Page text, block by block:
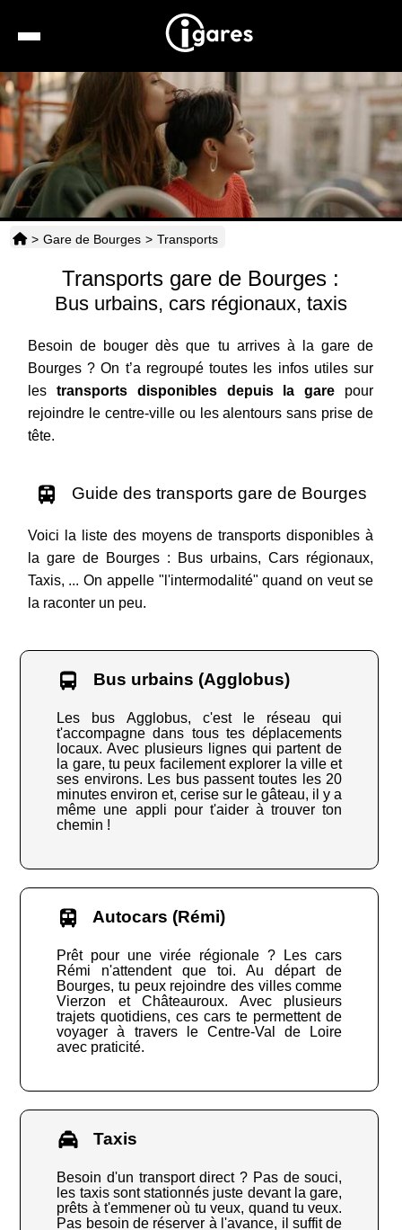
Recherche
Location de voiture
Hôtels
Taxis
Horaires
> Gare de Bourges > Transports
Transports gare de Bourges :
Bus urbains, cars régionaux, taxis
Besoin de bouger dès que tu arrives à la gare de
Bourges ? On t’a regroupé toutes les infos utiles sur
les transports disponibles depuis la gare pour
rejoindre le centre-ville ou les alentours sans prise de
tête.
Guide des transports gare de Bourges
Voici la liste des moyens de transports disponibles à
la gare de Bourges : Bus urbains, Cars régionaux,
Taxis, ... On appelle "l'intermodalité" quand on veut se
la raconter un peu.
Bus urbains (Agglobus)
Les bus Agglobus, c'est le réseau qui
t'accompagne dans tous tes déplacements
locaux. Avec plusieurs lignes qui partent de
la gare, tu peux facilement explorer la ville et
ses environs. Les bus passent toutes les 20
minutes environ et, cerise sur le gâteau, il y a
même une appli pour t'aider à trouver ton
chemin !
Autocars (Rémi)
Prêt pour une virée régionale ? Les cars
Rémi n'attendent que toi. Au départ de
Bourges, tu peux rejoindre des villes comme
Vierzon et Châteauroux. Avec plusieurs
trajets quotidiens, ces cars te permettent de
voyager à travers le Centre-Val de Loire
avec praticité.
Taxis
Besoin d'un transport direct ? Pas de souci,
les taxis sont stationnés juste devant la gare,
prêts à t'emmener où tu veux, quand tu veux.
Pas besoin de réserver à l'avance, il suffit de